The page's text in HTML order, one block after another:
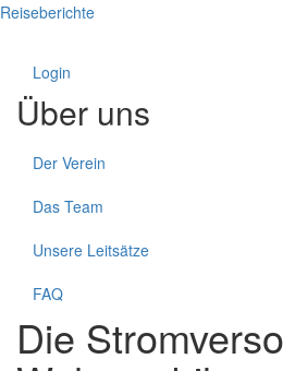
Reiseberichte
Login
Über uns
Der Verein
Das Team
Unsere Leitsätze
FAQ
Die